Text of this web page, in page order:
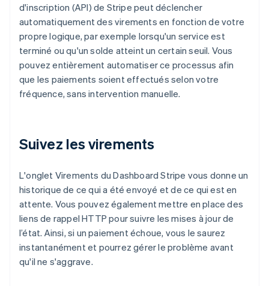
d'inscription (API) de Stripe peut déclencher
automatiquement des virements en fonction de votre
propre logique, par exemple lorsqu'un service est
terminé ou qu'un solde atteint un certain seuil. Vous
pouvez entièrement automatiser ce processus afin
que les paiements soient effectués selon votre
fréquence, sans intervention manuelle.
Suivez les virements
L'onglet Virements du Dashboard Stripe vous donne un
historique de ce qui a été envoyé et de ce qui est en
attente. Vous pouvez également mettre en place des
liens de rappel HTTP pour suivre les mises à jour de
l’état. Ainsi, si un paiement échoue, vous le saurez
instantanément et pourrez gérer le problème avant
qu'il ne s'aggrave.